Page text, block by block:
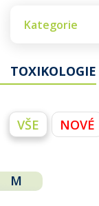
Kategorie
TOXIKOLOGIE
VŠE NOVÉ
M